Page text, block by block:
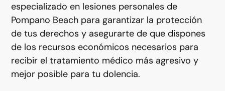
especializado en lesiones personales de
Pompano Beach para garantizar la protección
de tus derechos y asegurarte de que dispones
de los recursos económicos necesarios para
recibir el tratamiento médico más agresivo y
mejor posible para tu dolencia.